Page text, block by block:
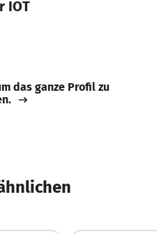
IOT
das ganze Profil zu